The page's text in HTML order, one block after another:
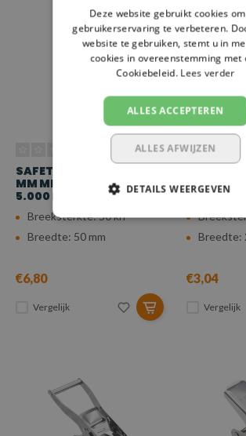
SAFETYLOAD RATEL 50
MM MET SMALLE HENDEL,
5.000 KG
Breeksterkte: 50 kn
Breedte: 50 mm
€6,80
Vergelijk
MM, 1.500
Breedte:
€3,04
Vergelijk
Deze website gebruikt cookies
gebruikerservaring te verbeteren.
website te gebruiken, stemt u in
cookies in overeenstemming met
Cookiebeleid. Lees verder
ALLES ACCEPTEREN
ALLES AFWIJZEN
DETAILS WEERGEVEN